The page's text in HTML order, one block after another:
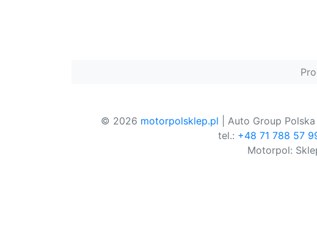
© 2026 motorpolsklep.pl | Auto Group
tel.: +48 71 788 57
Motorpol: